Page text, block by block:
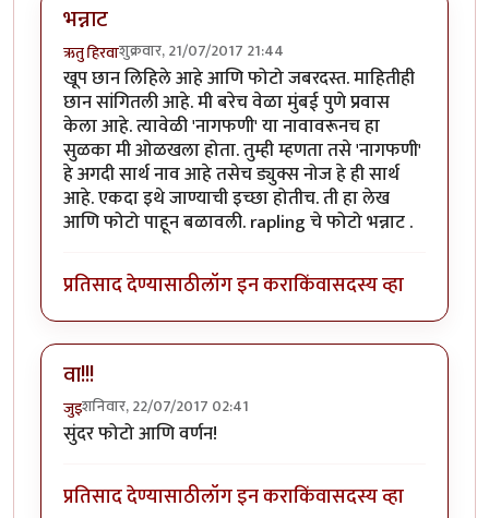
भन्नाट
ऋतु हिरवाशुक्रवार, 21/07/2017 21:44
खूप छान लिहिले आहे आणि फोटो जबरदस्त. माहितीही
छान सांगितली आहे. मी बरेच वेळा मुंबई पुणे प्रवास
केला आहे. त्यावेळी 'नागफणी' या नावावरूनच हा
सुळका मी ओळखला होता. तुम्ही म्हणता तसे 'नागफणी'
हे अगदी सार्थ नाव आहे तसेच ड्युक्स नोज हे ही सार्थ
आहे. एकदा इथे जाण्याची इच्छा होतीच. ती हा लेख
आणि फोटो पाहून बळावली. rapling चे फोटो भन्नाट .
प्रतिसाद देण्यासाठीलॉग इन कराकिंवासदस्य व्हा
वा!!!
जुइशनिवार, 22/07/2017 02:41
सुंदर फोटो आणि वर्णन!
प्रतिसाद देण्यासाठीलॉग इन कराकिंवासदस्य व्हा